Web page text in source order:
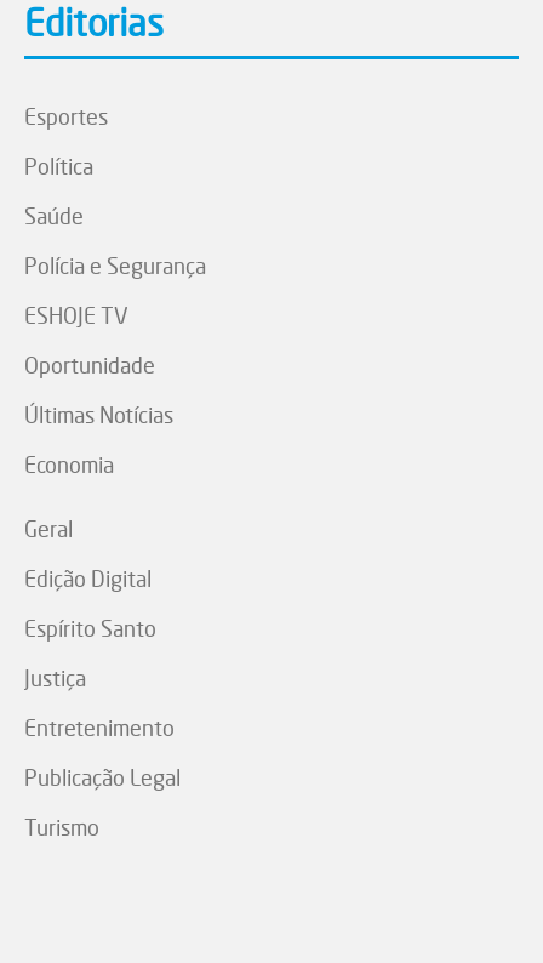
Editorias
Esportes
Política
Saúde
Polícia e Segurança
ESHOJE TV
Oportunidade
Últimas Notícias
Economia
Geral
Edição Digital
Espírito Santo
Justiça
Entretenimento
Publicação Legal
Turismo